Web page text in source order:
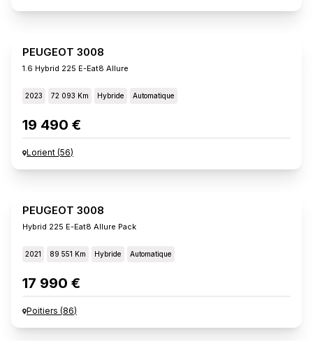
PEUGEOT 3008
1.6 Hybrid 225 E-Eat8 Allure
2023 72 093 Km Hybride Automatique
19 490 €
Lorient (56)
PEUGEOT 3008
Hybrid 225 E-Eat8 Allure Pack
2021 89 551 Km Hybride Automatique
17 990 €
Poitiers (86)